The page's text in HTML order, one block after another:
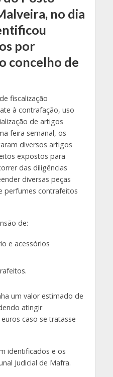
no dia
por
concelho de
fiscalização
à contrafação, uso
de artigos
feira semanal, os
diversos artigos
expostos para
das diligências
diversas peças
perfumes contrafeitos
de:
e acessórios
um valor estimado de
atingir
caso se tratasse
identificados e os
Judicial de Mafra.